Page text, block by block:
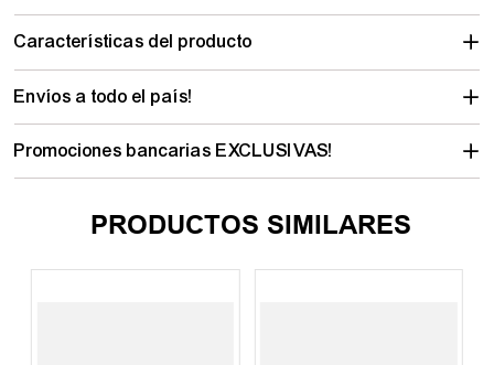
Características del producto
Envíos a todo el país!
Promociones bancarias EXCLUSIVAS!
PRODUCTOS SIMILARES